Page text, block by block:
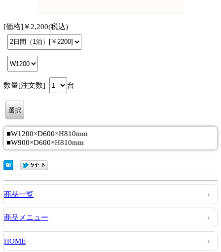
[価格]￥2,200(税込)
数量[注文数] 台
■W1200×D600×H810mm
■W900×D600×H810mm
商品一覧
商品メニュー
HOME